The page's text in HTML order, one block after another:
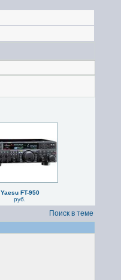
Yaesu FT-950
руб.
Поиск в теме